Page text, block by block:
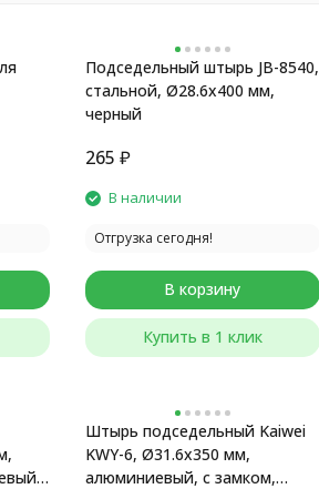
Подседельный штырь JB-8540,
стальной, Ø28.6x400 мм,
черный
265 ₽
В наличии
Отгрузка сегодня!
В корзину
Купить в 1 клик
Штырь подседельный Kaiwei
KWY-6, Ø31.6x350 мм,
алюминиевый, с замком,